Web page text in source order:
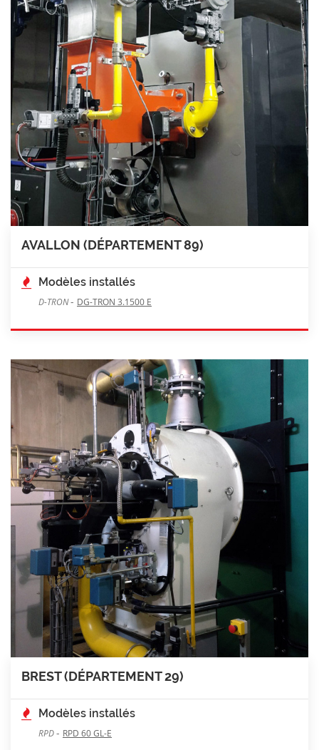
AVALLON (DÉPARTEMENT 89)
Modèles installés
D-TRON- DG-TRON 3.1500 E
BREST (DÉPARTEMENT 29)
Modèles installés
RPD- RPD 60 GL-E